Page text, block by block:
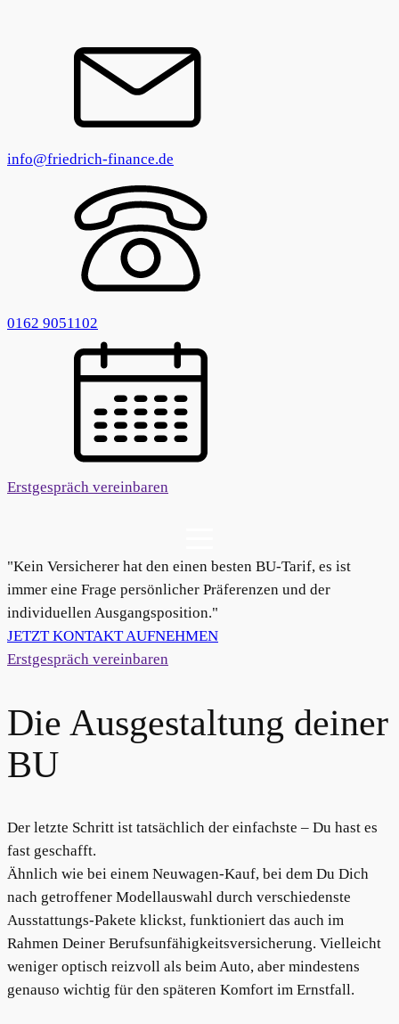
info@friedrich-finance.de
0162 9051102
Erstgespräch vereinbaren
"Kein Versicherer hat den einen besten BU-Tarif, es ist
immer eine Frage persönlicher Präferenzen und der
individuellen Ausgangsposition."
JETZT KONTAKT AUFNEHMEN
Erstgespräch vereinbaren
Die Ausgestaltung deiner
BU
Der letzte Schritt ist tatsächlich der einfachste – Du hast es
fast geschafft.
Ähnlich wie bei einem Neuwagen-Kauf, bei dem Du Dich
nach getroffener Modellauswahl durch verschiedenste
Ausstattungs-Pakete klickst, funktioniert das auch im
Rahmen Deiner Berufsunfähigkeitsversicherung. Vielleicht
weniger optisch reizvoll als beim Auto, aber mindestens
genauso wichtig für den späteren Komfort im Ernstfall.